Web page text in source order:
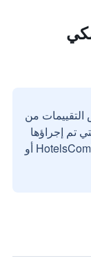
من
تم إجراؤها
بواسطة مستخدمين حقيقيين مع HotelsCombined أو